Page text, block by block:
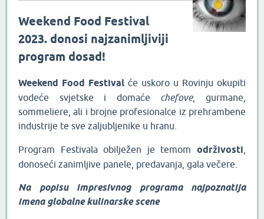
Weekend Food Festival
2023. donosi najzanimljiviji
program dosad!
Weekend Food Festival će uskoro u Rovinju okupiti
vodeće svjetske i domaće chefove, gurmane,
sommeliere, ali i brojne profesionalce iz prehrambene
industrije te sve zaljubljenike u hranu.
Program Festivala obilježen je temom održivosti
donoseći zanimljive panele, predavanja, gala večere.
Na popisu impresivnog programa najpoznatija
imena globalne kulinarske scene